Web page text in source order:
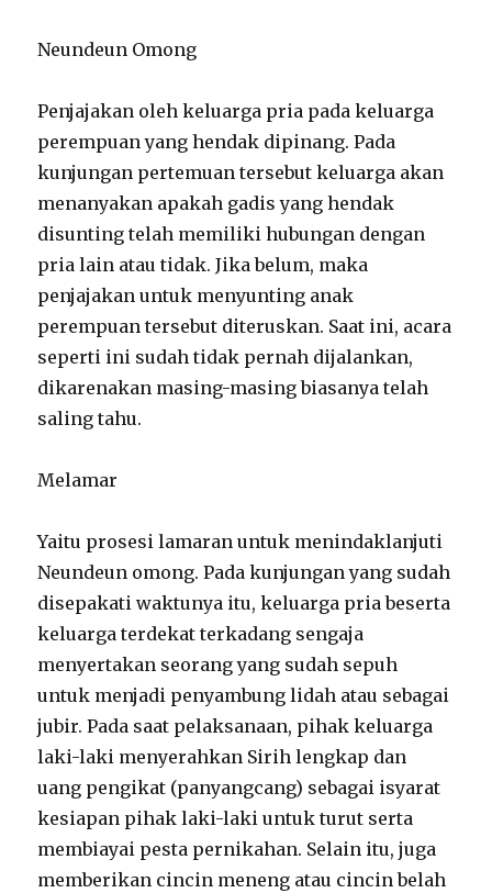
Neundeun Omong
Penjajakan oleh keluarga pria pada keluarga
perempuan yang hendak dipinang. Pada
kunjungan pertemuan tersebut keluarga akan
menanyakan apakah gadis yang hendak
disunting telah memiliki hubungan dengan
pria lain atau tidak. Jika belum, maka
penjajakan untuk menyunting anak
perempuan tersebut diteruskan. Saat ini, acara
seperti ini sudah tidak pernah dijalankan,
dikarenakan masing-masing biasanya telah
saling tahu.
Melamar
Yaitu prosesi lamaran untuk menindaklanjuti
Neundeun omong. Pada kunjungan yang sudah
disepakati waktunya itu, keluarga pria beserta
keluarga terdekat terkadang sengaja
menyertakan seorang yang sudah sepuh
untuk menjadi penyambung lidah atau sebagai
jubir. Pada saat pelaksanaan, pihak keluarga
laki-laki menyerahkan Sirih lengkap dan
uang pengikat (panyangcang) sebagai isyarat
kesiapan pihak laki-laki untuk turut serta
membiayai pesta pernikahan. Selain itu, juga
memberikan cincin meneng atau cincin belah